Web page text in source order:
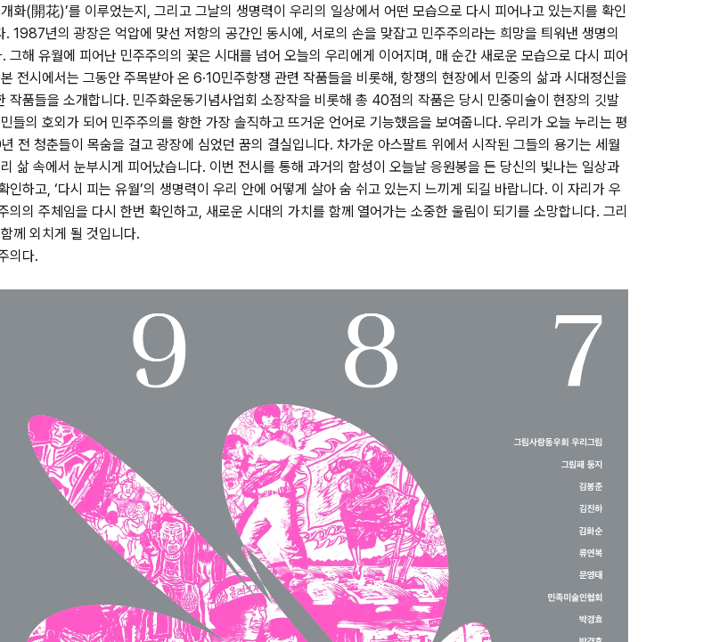
화(開花)’를 이루었는지, 그리고 그날의 생명력이 우리의 일상에서 어떤 모습으로 다시 피어나고 있는지를 확인
. 1987년의 광장은 억압에 맞선 저항의 공간인 동시에, 서로의 손을 맞잡고 민주주의라는 희망을 틔워낸 생명의
그해 유월에 피어난 민주주의의 꽃은 시대를 넘어 오늘의 우리에게 이어지며, 매 순간 새로운 모습으로 다시 피어
전시에서는 그동안 주목받아 온 6·10민주항쟁 관련 작품들을 비롯해, 항쟁의 현장에서 민중의 삶과 시대정신을
작품들을 소개합니다. 민주화운동기념사업회 소장작을 비롯해 총 40점의 작품은 당시 민중미술이 현장의 깃발
들의 호외가 되어 민주주의를 향한 가장 솔직하고 뜨거운 언어로 기능했음을 보여줍니다. 우리가 오늘 누리는 평
전 청춘들이 목숨을 걸고 광장에 심었던 꿈의 결실입니다. 차가운 아스팔트 위에서 시작된 그들의 용기는 세월
삶 속에서 눈부시게 피어났습니다. 이번 전시를 통해 과거의 함성이 오늘날 응원봉을 든 당신의 빛나는 일상과
인하고, ‘다시 피는 유월’의 생명력이 우리 안에 어떻게 살아 숨 쉬고 있는지 느끼게 되길 바랍니다. 이 자리가 우
의의 주체임을 다시 한번 확인하고, 새로운 시대의 가치를 함께 열어가는 소중한 울림이 되기를 소망합니다. 그리
께 외치게 될 것입니다.
의다.